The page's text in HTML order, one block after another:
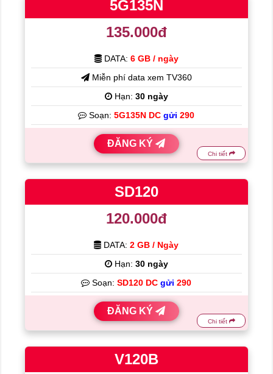
5G135N
135.000đ
DATA: 6 GB / ngày
Miễn phí data xem TV360
Hạn: 30 ngày
Soạn:5G135N DCgửi 290
ĐĂNG KÝ
Chi tiết
SD120
120.000đ
DATA:2 GB / Ngày
Hạn: 30 ngày
Soạn:SD120 DCgửi 290
ĐĂNG KÝ
Chi tiết
V120B